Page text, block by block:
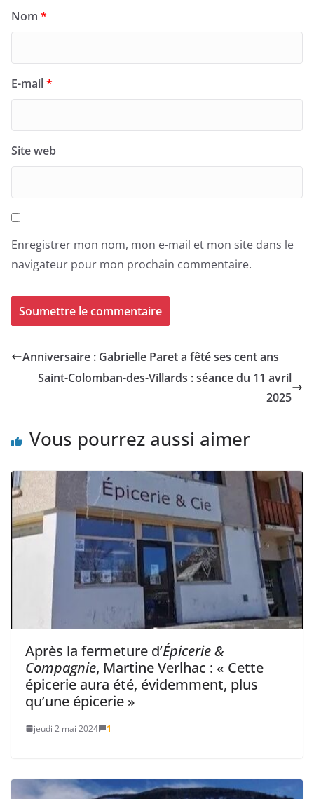
Nom *
E-mail*
Site web
Enregistrer mon nom, mon e-mail et mon site dans le
navigateur pour mon prochain commentaire.
Anniversaire : Gabrielle Paret a fêté ses cent ans
Saint-Colomban-des-Villards : séance du 11 avril
2025
Vous pourrez aussi aimer
Après la fermeture d’Épicerie &
Compagnie, Martine Verlhac : « Cette
épicerie aura été, évidemment, plus
qu’une épicerie »
jeudi 2 mai 2024 1